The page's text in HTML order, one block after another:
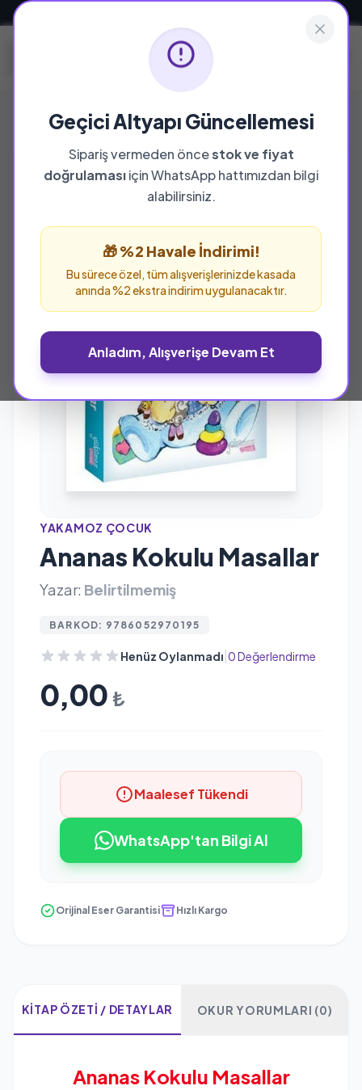
Geçici Altyapı Güncellemesi
Sipariş vermeden öncestok ve fiyat
doğrulamasıiçin WhatsApp hattımızdan bilgi
alabilirsiniz.
🎁 %2 Havale İndirimi!
Bu sürece özel, tüm alışverişlerinizde kasada
anında %2 ekstra indirim uygulanacaktır.
Anladım, Alışverişe Devam Et
YAKAMOZ ÇOCUK
Ananas Kokulu Masallar
Yazar: Belirtilmemiş
BARKOD: 9786052970195
Henüz Oylanmadı 0 Değerlendirme
0,00 ₺
Maalesef Tükendi
WhatsApp'tan Bilgi Al
Orijinal Eser Garantisi Hızlı Kargo
KITAP ÖZETI / DETAYLAR OKUR YORUMLARI (0)
Ananas Kokulu Masallar